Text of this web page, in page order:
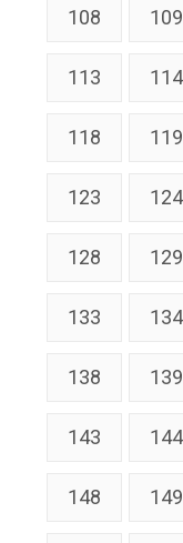
108 109
113 114
118 119
123 124
128 129
133 134
138 139
143 144
148 149